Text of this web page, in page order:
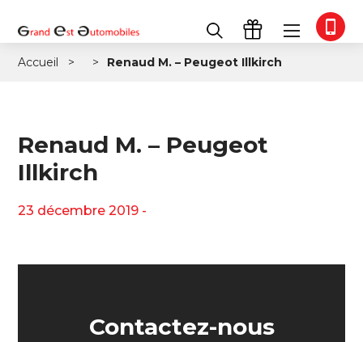
Accueil Renaud M. – Peugeot Illkirch
Renaud M. – Peugeot
Illkirch
23 décembre 2019 -
Contactez-nous